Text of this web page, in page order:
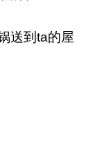
送到ta的屋